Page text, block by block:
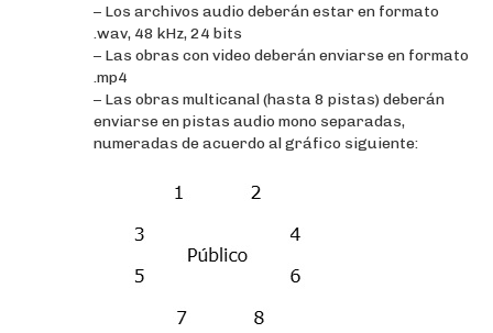
– Los archivos audio deberán estar en formato
.wav, 48 kHz, 24 bits
– Las obras con video deberán enviarse en formato
.mp4
– Las obras multicanal (hasta 8 pistas) deberán
enviarse en pistas audio mono separadas,
numeradas de acuerdo al gráfico siguiente: